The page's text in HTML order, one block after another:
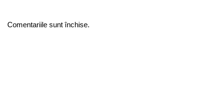
Comentariile sunt închise.